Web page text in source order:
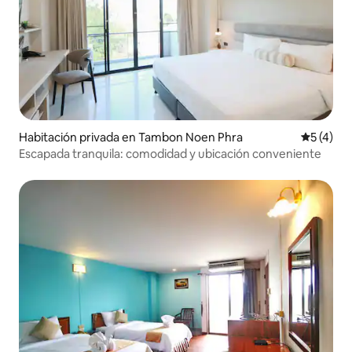
Habitación privada en Tambon Noen Phra
5 (4)
Escapada tranquila: comodidad y ubicación conveniente